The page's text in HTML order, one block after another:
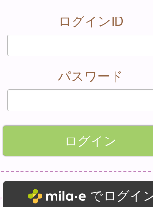
ログインID
パスワード
でログイ